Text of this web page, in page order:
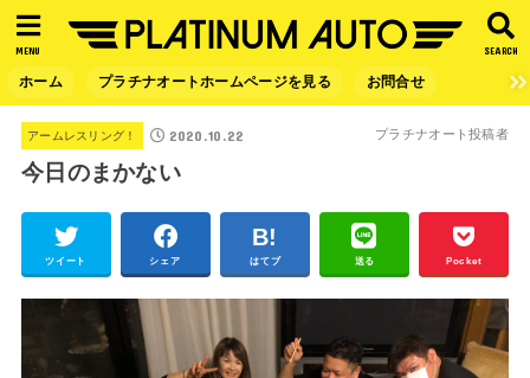
SEARCH
MENU
ホーム プラチナオートホームページを見る お問合せ
アームレスリング！ 2020.10.22 プラチナオート投稿者
今日のまかない
ツイート シェア はてブ 送る Pocket